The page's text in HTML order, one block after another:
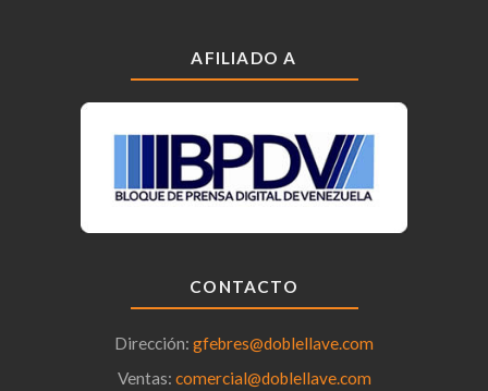
AFILIADO A
CONTACTO
Dirección: gfebres@doblellave.com
Ventas: comercial@doblellave.com